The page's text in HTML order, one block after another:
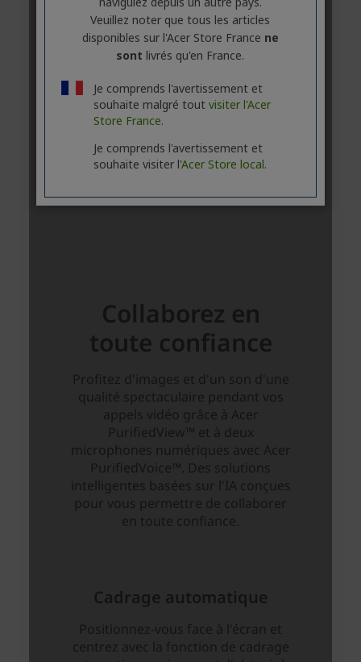
Veuillez noter que tous les articles
disponibles sur l'Acer Store France ne
sont livrés qu'en France.
Je comprends l'avertissement et
souhaite malgré tout visiter l'Acer
Store France.
Je comprends l'avertissement et
souhaite visiter l'Acer Store local.